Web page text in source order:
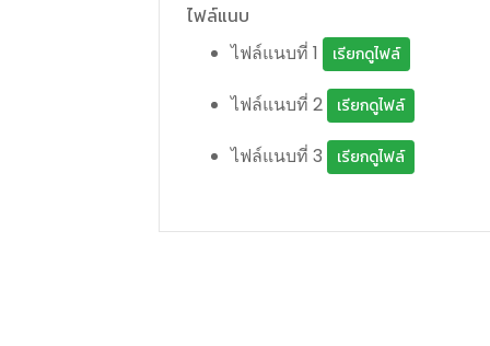
ไฟล์แนบ
ไฟล์แนบที่ 1 เรียกดูไฟล์
ไฟล์แนบที่ 2 เรียกดูไฟล์
ไฟล์แนบที่ 3 เรียกดูไฟล์